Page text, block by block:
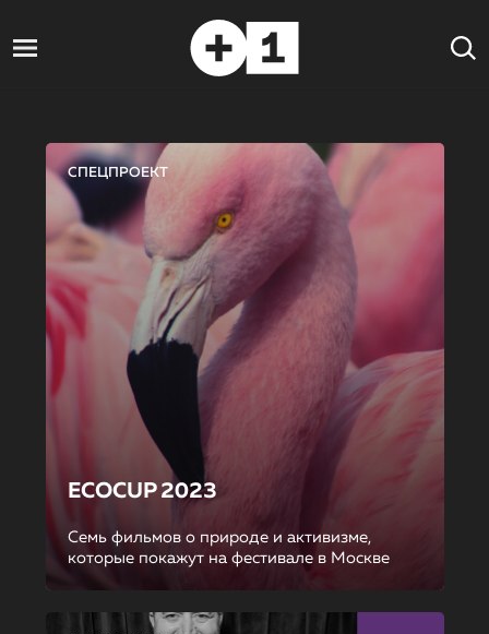
СПЕЦПРОЕКТ
ECOCUP 2023
Семь фильмов о природе и активизме,
которые покажут на фестивале в Москве